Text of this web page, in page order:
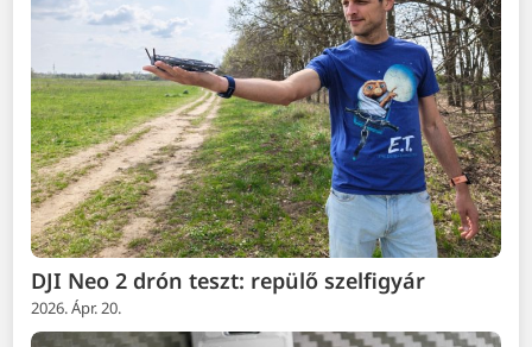
DJI Neo 2 drón teszt: repülő szelfigyár
2026. Ápr. 20.